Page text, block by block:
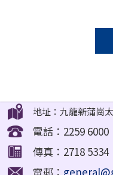
地址：九龍新蒲崗
電話：2259 6000
傳真：2718 5334
電郵：